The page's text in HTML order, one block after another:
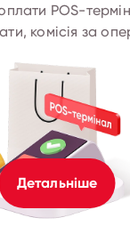
POS-
комісія за
Детальніше